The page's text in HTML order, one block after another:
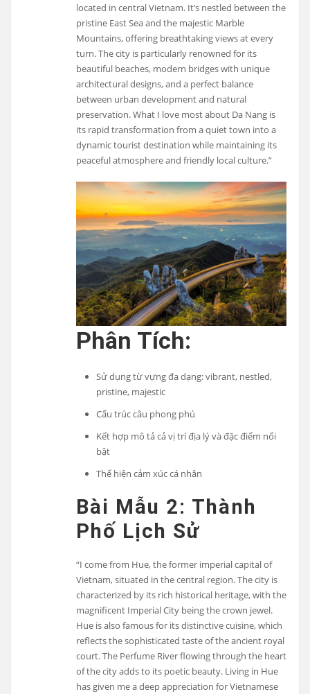
located in central Vietnam. It’s nestled between the
pristine East Sea and the majestic Marble
Mountains, offering breathtaking views at every
turn. The city is particularly renowned for its
beautiful beaches, modern bridges with unique
architectural designs, and a perfect balance
between urban development and natural
preservation. What I love most about Da Nang is
its rapid transformation from a quiet town into a
dynamic tourist destination while maintaining its
peaceful atmosphere and friendly local culture.”
Phân Tích:
Sử dụng từ vựng đa dạng: vibrant, nestled,
pristine, majestic
Cấu trúc câu phong phú
Kết hợp mô tả cả vị trí địa lý và đặc điểm nổi
bật
Thể hiện cảm xúc cá nhân
Bài Mẫu 2: Thành
Phố Lịch Sử
“I come from Hue, the former imperial capital of
Vietnam, situated in the central region. The city is
characterized by its rich historical heritage, with the
magnificent Imperial City being the crown jewel.
Hue is also famous for its distinctive cuisine, which
reflects the sophisticated taste of the ancient royal
court. The Perfume River flowing through the heart
of the city adds to its poetic beauty. Living in Hue
has given me a deep appreciation for Vietnamese